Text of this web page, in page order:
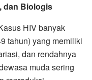
dan Biologis
HIV banyak
tahun) yang memiliki
dan rendahnya
muda sering